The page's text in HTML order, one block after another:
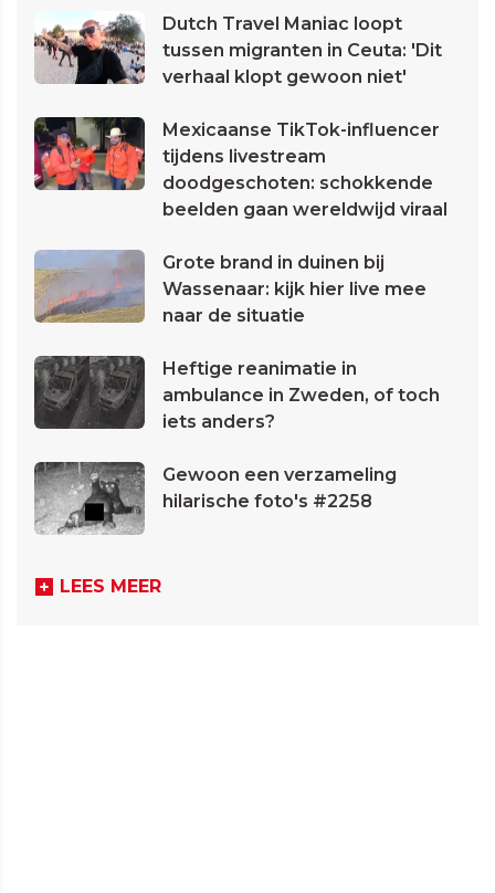
Dutch Travel Maniac loopt
tussen migranten in Ceuta: 'Dit
verhaal klopt gewoon niet'
Mexicaanse TikTok-influencer
tijdens livestream
doodgeschoten: schokkende
beelden gaan wereldwijd viraal
Grote brand in duinen bij
Wassenaar: kijk hier live mee
naar de situatie
Heftige reanimatie in
ambulance in Zweden, of toch
iets anders?
Gewoon een verzameling
hilarische foto's #2258
LEES MEER